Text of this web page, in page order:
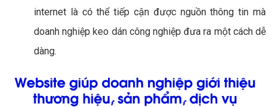
internet là có thể tiếp cận được nguồn thông tin mà
doanh nghiệp keo dán công nghiệp đưa ra một cách dễ
dàng.